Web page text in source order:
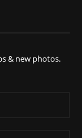
& new photos.